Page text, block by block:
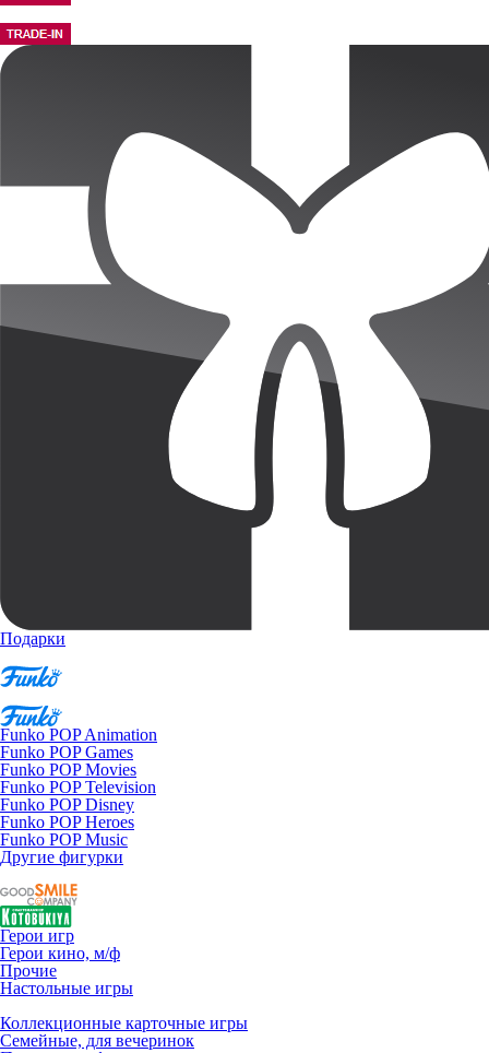
Подарки
Funko POP Animation
Funko POP Games
Funko POP Movies
Funko POP Television
Funko POP Disney
Funko POP Heroes
Funko POP Music
Другие фигурки
Герои игр
Герои кино, м/ф
Прочие
Настольные игры
Коллекционные карточные игры
Семейные, для вечеринок